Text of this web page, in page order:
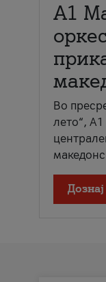
А1
Во
лето“, А1